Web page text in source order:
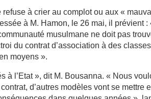
à crier au complot ou aux «
à M. Hamon, le 26 mai, il prévient :
musulmane ne doit pas
du contrat d’association à des classes
moyens ».
à l’Etat », dit M. Bousanna. « Nous
d’autres modèles vont se mettre